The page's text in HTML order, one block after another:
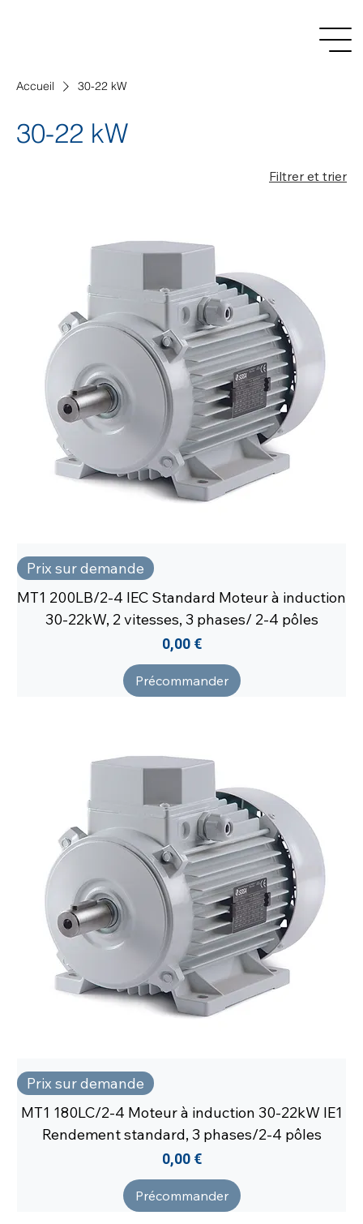
Accueil 30-22 kW
30-22 kW
Filtrer et trier
Prix sur demande
MT1 200LB/2-4 IEC Standard Moteur à induction
30-22kW, 2 vitesses, 3 phases/ 2-4 pôles
Prix
0,00 €
Précommander
Prix sur demande
MT1 180LC/2-4 Moteur à induction 30-22kW IE1
Rendement standard, 3 phases/2-4 pôles
Prix
0,00 €
Précommander